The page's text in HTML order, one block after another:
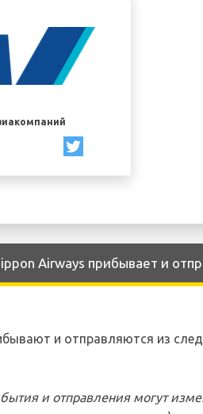
Airways прибывает и
и отправляются из
и отправления могут